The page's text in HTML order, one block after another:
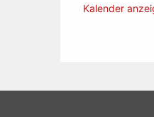
Kalender